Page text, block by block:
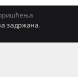
задржана.